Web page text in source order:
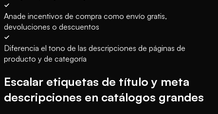
Anade incentivos de compra como envío gratis,
devoluciones o descuentos
Diferencia el tono de las descripciones de páginas de
producto y de categoría
Escalar etiquetas de título y meta
descripciones en catálogos grandes